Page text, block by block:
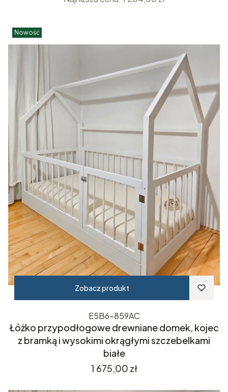
Nowość
Zobacz produkt
E5B6-859AC
Łóżko przypodłogowe drewniane domek, kojec
z bramką i wysokimi okrągłymi szczebelkami
białe
Cena
1 675,00 zł